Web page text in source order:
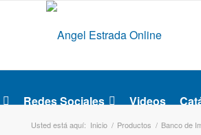
Redes Sociales Videos
Usted está aquí: Inicio / Productos / Banco de